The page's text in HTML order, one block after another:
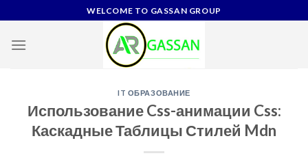
to
content
WELCOME TO GASSAN GROUP
IT ОБРАЗОВАНИЕ
Использование Css-анимации Css:
Каскадные Таблицы Стилей Mdn